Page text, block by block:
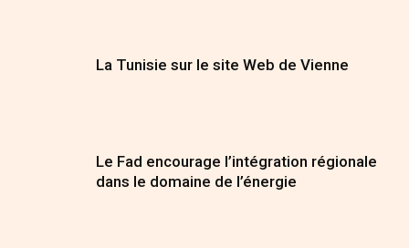
La Tunisie sur le site Web de Vienne
Le Fad encourage l’intégration régionale
dans le domaine de l’énergie